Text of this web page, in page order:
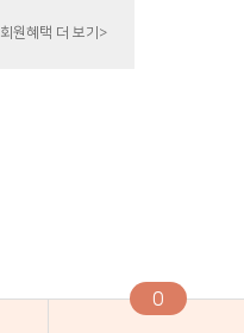
회원혜택 더 보기>
0